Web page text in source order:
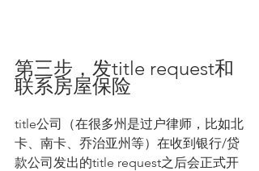
第三步，发title request和
联系房屋保险
title公司（在很多州是过户律师，比如北
卡、南卡、乔治亚州等）在收到银行/贷
款公司发出的title request之后会正式开